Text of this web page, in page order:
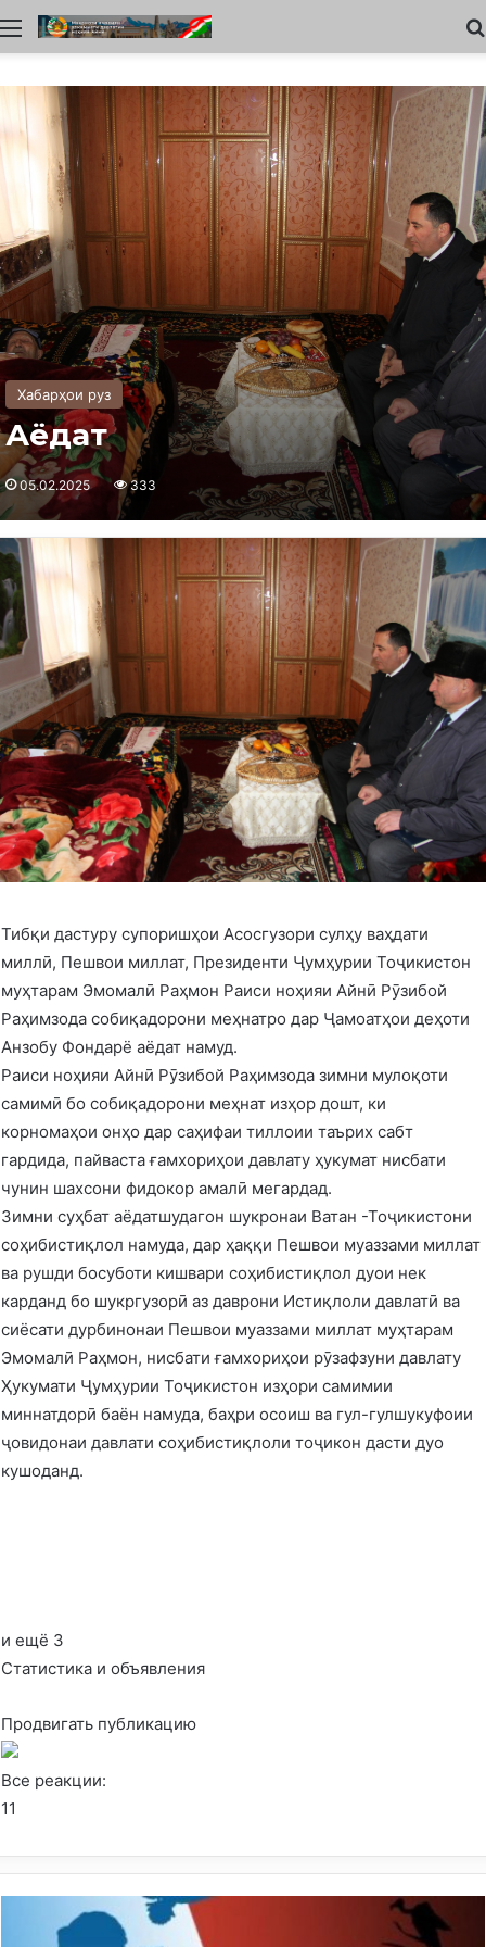
Меню
Хабарҳои руз
Аёдат
05.02.2025 333
Тибқи дастуру супоришҳои Асосгузори сулҳу ваҳдати
миллӣ, Пешвои миллат, Президенти Ҷумҳурии Тоҷикистон
муҳтарам Эмомалӣ Раҳмон Раиси ноҳияи Айнӣ Рӯзибой
Раҳимзода собиқадорони меҳнатро дар Ҷамоатҳои деҳоти
Анзобу Фондарё аёдат намуд.
Раиси ноҳияи Айнӣ Рӯзибой Раҳимзода зимни мулоқоти
самимӣ бо собиқадорони меҳнат изҳор дошт, ки
корномаҳои онҳо дар саҳифаи тиллоии таърих сабт
гардида, пайваста ғамхориҳои давлату ҳукумат нисбати
чунин шахсони фидокор амалӣ мегардад.
Зимни суҳбат аёдатшудагон шукронаи Ватан -Тоҷикистони
соҳибистиқлол намуда, дар ҳаққи Пешвои муаззами миллат
ва рушди босуботи кишвари соҳибистиқлол дуои нек
карданд бо шукргузорӣ аз даврони Истиқлоли давлатӣ ва
сиёсати дурбинонаи Пешвои муаззами миллат муҳтарам
Эмомалӣ Раҳмон, нисбати ғамхориҳои рӯзафзуни давлату
Ҳукумати Ҷумҳурии Тоҷикистон изҳори самимии
миннатдорӣ баён намуда, баҳри осоиш ва гул-гулшукуфоии
ҷовидонаи давлати соҳибистиқлоли тоҷикон дасти дуо
кушоданд.
и ещё 3
Статистика и объявления
Продвигать публикацию
Все реакции:
11